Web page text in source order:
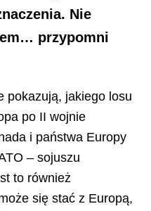
Nie
przypomni
pokazują, jakiego losu
po II wojnie
i państwa Europy
– sojuszu
to również
się stać z Europą,